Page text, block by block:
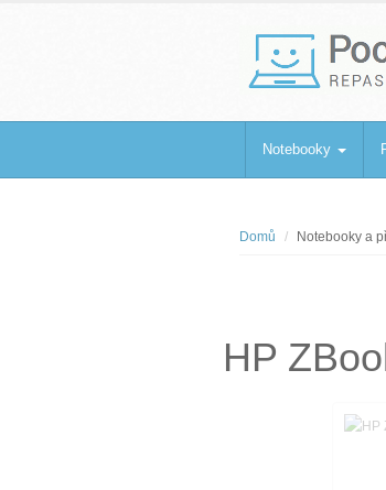
Repasované počítače a
Notebooky
Domů Notebooky a
HP